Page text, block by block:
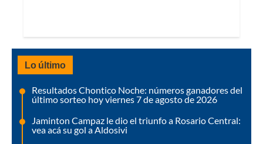
Lo último
Resultados Chontico Noche: números ganadores del
último sorteo hoy viernes 7 de agosto de 2026
Jaminton Campaz le dio el triunfo a Rosario Central:
vea acá su gol a Aldosivi